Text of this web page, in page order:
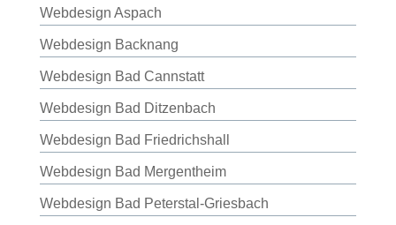
Webdesign Aspach
Webdesign Backnang
Webdesign Bad Cannstatt
Webdesign Bad Ditzenbach
Webdesign Bad Friedrichshall
Webdesign Bad Mergentheim
Webdesign Bad Peterstal-Griesbach